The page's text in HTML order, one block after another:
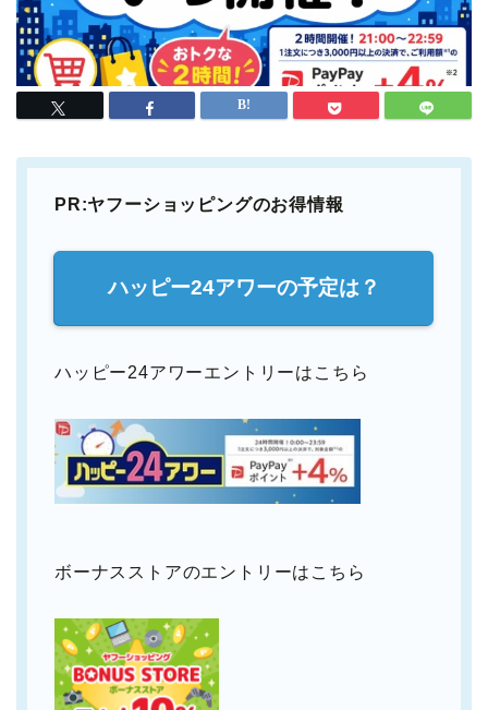
PR:ヤフーショッピングのお得情報
ハッピー24アワーの予定は？
ハッピー24アワーエントリーはこちら
ボーナスストアのエントリーはこちら